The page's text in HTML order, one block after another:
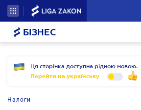
БІЗНЕС
Ця сторінка доступна рідною мовою.
Перейти на українську
Налоги